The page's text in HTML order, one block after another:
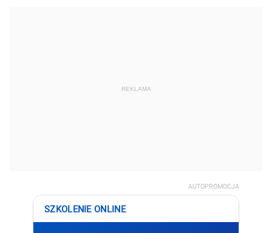
REKLAMA
AUTOPROMOCJA
SZKOLENIE ONLINE